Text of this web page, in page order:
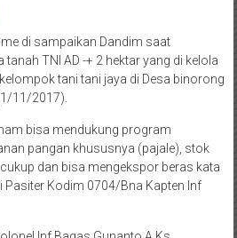
di sampaikan Dandim saat
TNI AD -+ 2 hektar yang di kelola
tani tani jaya di Desa binorong
11/2017).
bisa mendukung program
pangan khususnya (pajale), stok
dan bisa mengekspor beras kata
Pasiter Kodim 0704/Bna Kapten Inf